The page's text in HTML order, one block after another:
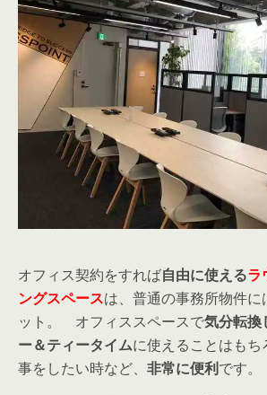
オフィス契約をすれば自由に使えるラ
ングスペースは、普通の事務所物件に
ット。 オフィススペースで気分転換
ー＆ティータイムに使えることはも
事をしたい時など、 非常に便利です。